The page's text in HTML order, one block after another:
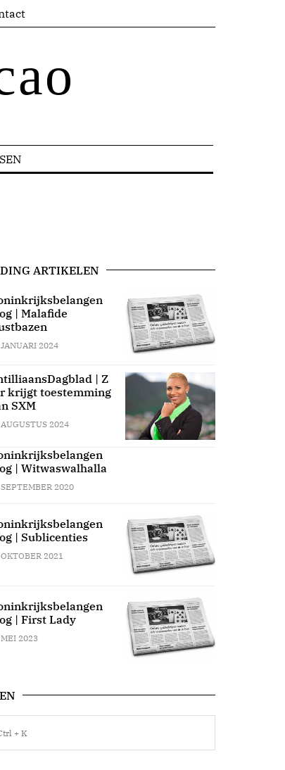
ARTIKELEN
| Malafide
2024
| Z
krijgt toestemming
SXM
2024
| Witwaswalhalla
2020
| Sublicenties
2021
| First Lady
2023